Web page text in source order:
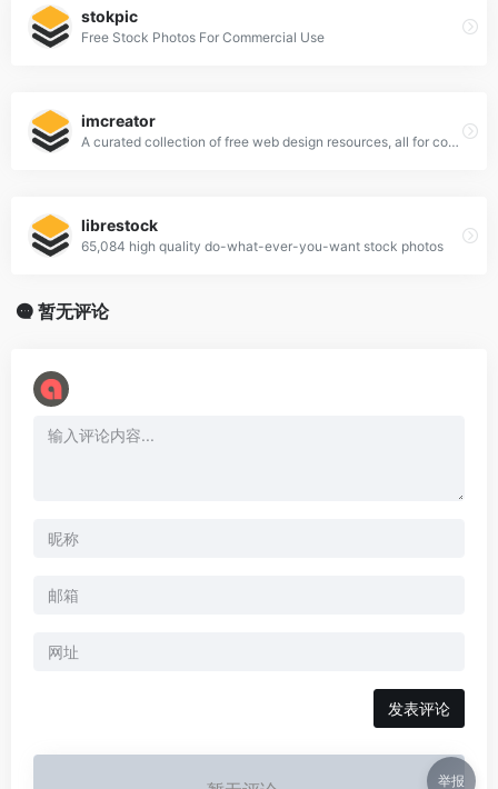
stokpic
Free Stock Photos For Commercial Use
imcreator
A curated collection of free web design resources, all for commercial use.
librestock
65,084 high quality do-what-ever-you-want stock photos
暂无评论
举报